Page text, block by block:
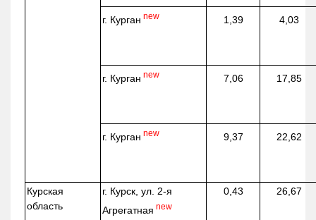
г. Курган new 1,39 4,03
г. Курган new 7,06 17,85
г. Курган new 9,37 22,62
Курская
область
г. Курск, ул. 2-я
Агрегатная new
0,43 26,67